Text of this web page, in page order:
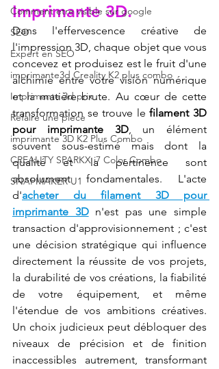
Comment etre visible sur google
SEO
Expert en SEO
imprimante3d Creality K2 plus combo
Imprimante 3d prix
Refaire une pièce
imprimante 3D K2 Plus Combo
CREALITY SPARKX i7 Color Combo
SNAPMAKER U1
Imprimante 3D.
Dans l'effervescence créative de
l'impression 3D, chaque objet que vous
concevez et produisez est le fruit d'une
alchimie entre votre vision numérique
et la matière brute. Au cœur de cette
transformation se trouve le filament 3D
pour imprimante 3D, un élément
souvent sous-estimé mais dont la
qualité et la pertinence sont
absolument fondamentales. L'acte
d'acheter du filament 3D pour
imprimante 3D n'est pas une simple
transaction d'approvisionnement ; c'est
une décision stratégique qui influence
directement la réussite de vos projets,
la durabilité de vos créations, la fiabilité
de votre équipement, et même
l'étendue de vos ambitions créatives.
Un choix judicieux peut débloquer des
niveaux de précision et de finition
inaccessibles autrement, transformant